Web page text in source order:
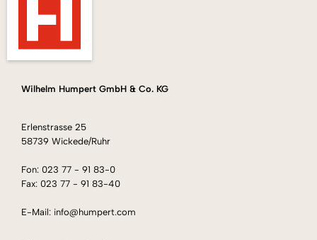
Wilhelm Humpert GmbH & Co. KG
Erlenstrasse 25
58739 Wickede/Ruhr
Fon: 023 77 - 91 83-0
Fax: 023 77 - 91 83-40
E-Mail: info@humpert.com